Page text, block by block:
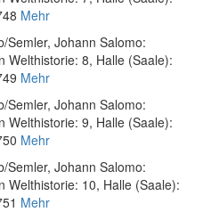
Mehr
/Semler, Johann Salomo:
Welthistorie: 8, Halle (Saale):
Mehr
/Semler, Johann Salomo:
Welthistorie: 9, Halle (Saale):
Mehr
/Semler, Johann Salomo:
Welthistorie: 10, Halle (Saale):
Mehr